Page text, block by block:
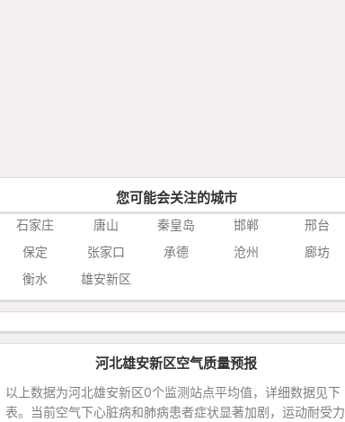
您可能会关注的城市
石家庄 唐山 秦皇岛 邯郸
邢台
保定
张家口 承德 沧州
廊坊
衡水
雄安新区
河北雄安新区空气质量预报
以上数据为河北雄安新区0个监测站点平均值，详细数据见下
表。当前空气下心脏病和肺病患者症状显著加剧，运动耐受力